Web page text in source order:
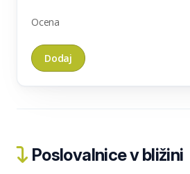
Ocena
Poslovalnice v bližini